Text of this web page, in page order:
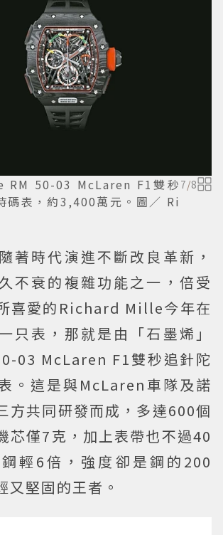
50-03 McLaren F1雙秒
碼表，約3,400萬元。圖／ Ri
7/8
著時代演進不斷改良革新，
不衰的複雜功能之一，倍受
喜愛的Richard Mille今年在
只表，那就是由「石墨烯」
03 McLaren F1雙秒追針陀
。這是與McLaren車隊及諾
方共同研發而成，多達600個
芯僅7克，加上表帶也不過40
輕6倍，強度卻是鋼的200
又堅固的王者。